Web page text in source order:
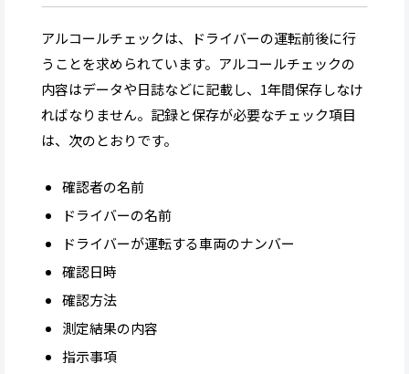
アルコールチェックは、ドライバーの運転前後に行
うことを求められています。アルコールチェックの
内容はデータや日誌などに記載し、1年間保存しなけ
ればなりません。記録と保存が必要なチェック項目
は、次のとおりです。
確認者の名前
ドライバーの名前
ドライバーが運転する車両のナンバー
確認日時
確認方法
測定結果の内容
指示事項